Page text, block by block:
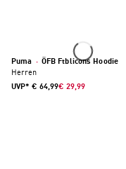
Puma · ÖFB Ftblicons Hoodie
Herren
UVP* € 64,99€ 29,99